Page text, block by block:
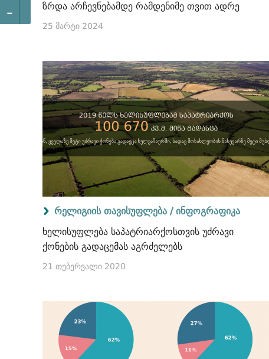
-
ზრდა არჩევნებამდე რამდენიმე თვით ადრე
25 მარტი 2024
რელიგიის თავისუფლება / ინფოგრაფიკა
ხელისუფლება საპატრიარქოსთვის უძრავი
ქონების გადაცემას აგრძელებს
21 თებერვალი 2020